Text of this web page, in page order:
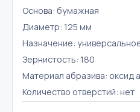
Основа: бумажная
Диаметр: 125 мм
Назначение:
Зернистость: 180
Материал абразива: оксид
Количество отверстий: нет